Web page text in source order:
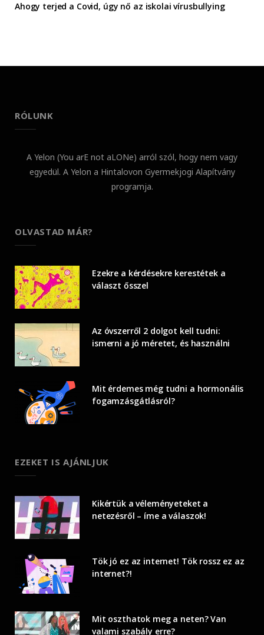
Ahogy terjed a Covid, úgy nő az iskolai vírusbullying
RÓLUNK
A Yelon (You arE not aLONe) arról szól, hogy nem vagy
egyedül. A Yelon a Hintalovon Gyermekjogi Alapítvány
programja.
OLVASTAD MÁR?
Ezekre a kérdésekre kerestétek a
választ ősszel
Az óvszerről 2 dolgot kell tudni:
ismerni a jó méretet, és használni
Mit érdemes még tudni a hormonális
fogamzásgátlásról?
EZEKET IS AJÁNLJUK
Kikértük a véleményeteket a
netezésről – íme a válaszok!
Tök jó ez az internet! Tök rossz ez az
internet?!
Mit oszthatok meg a neten? Van
valami szabály erre?